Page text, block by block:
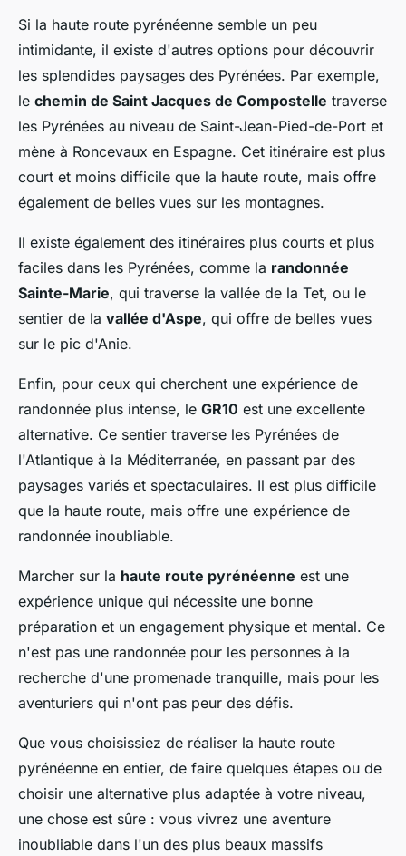
Si la haute route pyrénéenne semble un peu
intimidante, il existe d'autres options pour découvrir
les splendides paysages des Pyrénées. Par exemple,
le chemin de Saint Jacques de Compostelle traverse
les Pyrénées au niveau de Saint-Jean-Pied-de-Port et
mène à Roncevaux en Espagne. Cet itinéraire est plus
court et moins difficile que la haute route, mais offre
également de belles vues sur les montagnes.
Il existe également des itinéraires plus courts et plus
faciles dans les Pyrénées, comme la randonnée
Sainte-Marie, qui traverse la vallée de la Tet, ou le
sentier de la vallée d'Aspe, qui offre de belles vues
sur le pic d'Anie.
Enfin, pour ceux qui cherchent une expérience de
randonnée plus intense, le GR10 est une excellente
alternative. Ce sentier traverse les Pyrénées de
l'Atlantique à la Méditerranée, en passant par des
paysages variés et spectaculaires. Il est plus difficile
que la haute route, mais offre une expérience de
randonnée inoubliable.
Marcher sur la haute route pyrénéenne est une
expérience unique qui nécessite une bonne
préparation et un engagement physique et mental. Ce
n'est pas une randonnée pour les personnes à la
recherche d'une promenade tranquille, mais pour les
aventuriers qui n'ont pas peur des défis.
Que vous choisissiez de réaliser la haute route
pyrénéenne en entier, de faire quelques étapes ou de
choisir une alternative plus adaptée à votre niveau,
une chose est sûre : vous vivrez une aventure
inoubliable dans l'un des plus beaux massifs